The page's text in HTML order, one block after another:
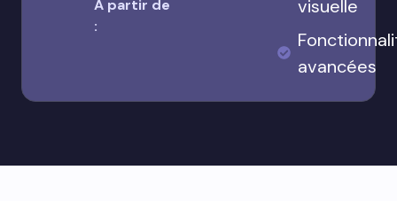
À partir de
:
visuelle
avancées